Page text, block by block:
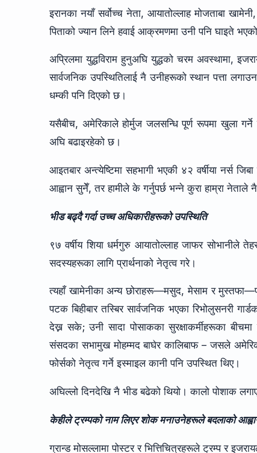
इरानका नयाँ सर्वोच्च नेता, आयातोल्लाह मोजताबा
पिताको ज्यान लिने हवाई आक्रमणमा उनी पनि घाइते
अप्रिलमा युद्धविराम हुनुअघि युद्धको चरम अवस्थामा,
सार्वजनिक उपस्थितिलाई नै उनीहरूको स्थान पत्ता
धम्की पनि दिएको छ।
यसैबीच, अमेरिकाले होर्मुज जलसन्धि पूर्ण रूपमा खुला गर्ने
अघि बढाइरहेको छ।
आइतबार अन्त्येष्टिमा सहभागी भएकी ४२ वर्षीया नर्स
आह्वान सुनेँ, तर हामीले के गर्नुपर्छ भन्ने कुरा हाम्रा
भीड बढ्दै गर्दा उच्च अधिकारीहरूको उपस्थिति
९७ वर्षीय शिया धर्मगुरु आयातोल्लाह जाफर सोभानीले
सदस्यहरूका लागि प्रार्थनाको नेतृत्व गरे।
त्यहाँ खामेनीका अन्य छोराहरू—मसुद, मेसाम र
पटक बिहीबार तस्बिर सार्वजनिक भएका रिभोलुसनरी
देख्न सके; उनी सादा पोसाकका सुरक्षाकर्मीहरूका
संसदका सभामुख मोहम्मद बाघेर कालिबाफ – जसले
फोर्सको नेतृत्व गर्ने इस्माइल कानी पनि उपस्थित थिए।
अघिल्लो दिनदेखि नै भीड बढेको थियो। कालो पोशाक
केहीले ट्रम्पको नाम लिएर शोक मनाउनेहरूले बदलाको
ग्रान्ड मोसल्लामा पोस्टर र भित्तिचित्रहरूले ट्रम्प र